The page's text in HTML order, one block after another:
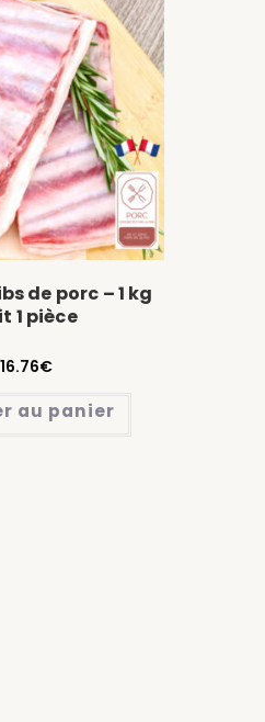
de porc – 1 kg
1 pièce
16.76€
au panier